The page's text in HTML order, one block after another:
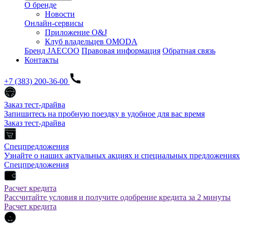
О бренде
Новости
Онлайн-сервисы
Приложение O&J
Клуб владельцев OMODA
Бренд JAECOO Правовая информация Обратная связь
Контакты
+7 (383) 200-36-00
Заказ тест-драйва
Запишитесь на пробную поездку в удобное для вас время
Заказ тест-драйва
Спецпредложения
Узнайте о наших актуальных акциях и специальных предложениях
Спецпредложения
Расчет кредита
Рассчитайте условия и получите одобрение кредита за 2 минуты
Расчет кредита